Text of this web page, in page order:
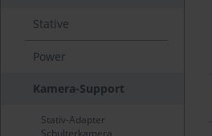
Stative
Power
Kamera-Support
Stativ-Adapter
Schulterkamera